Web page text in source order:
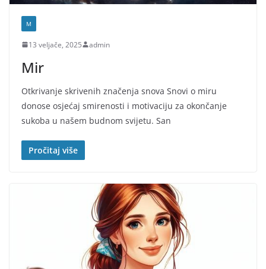
M
13 veljače, 2025 admin
Mir
Otkrivanje skrivenih značenja snova Snovi o miru
donose osjećaj smirenosti i motivaciju za okončanje
sukoba u našem budnom svijetu. San
Pročitaj više